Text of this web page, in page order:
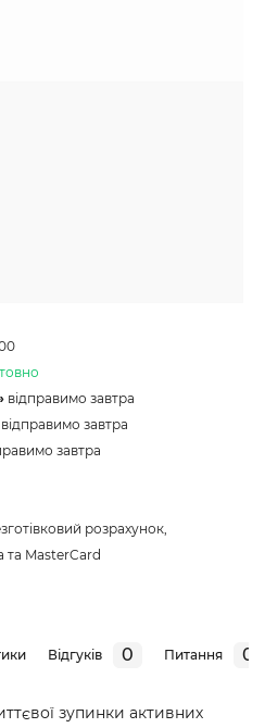
відправимо завтра
відправимо завтра
завтра
розрахунок,
та MasterCard
Відгуків 0 Питання 0
зупинки активних